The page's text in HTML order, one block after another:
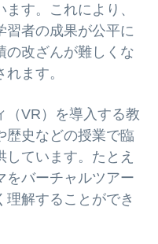
す。これにより、
習者の成果が公平に
の改ざんが難しくな
ます。
（VR）を導入する教
歴史などの授業で臨
ています。たとえ
をバーチャルツアー
解することができ